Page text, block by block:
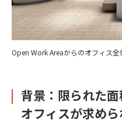
Open Work Areaからのオフィス全
背景：限られた
オフィスが求め